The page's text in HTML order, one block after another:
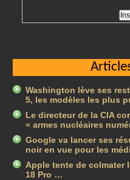
Washington lève ses
5, les modèles les plus
Le directeur de la CIA
« armes nucléaires
Google va lancer ses
noir en vue pour les
Apple tente de colmater
18 Pro …